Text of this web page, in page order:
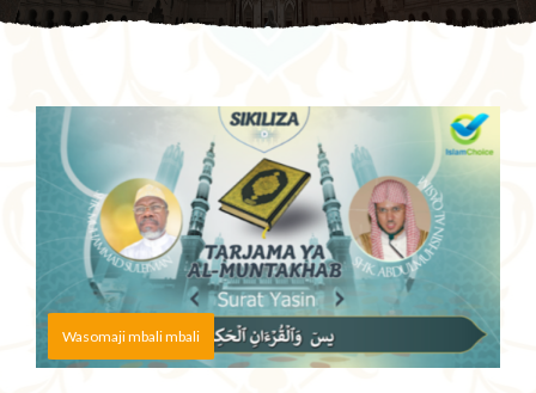
Wasomaji mbali mbali